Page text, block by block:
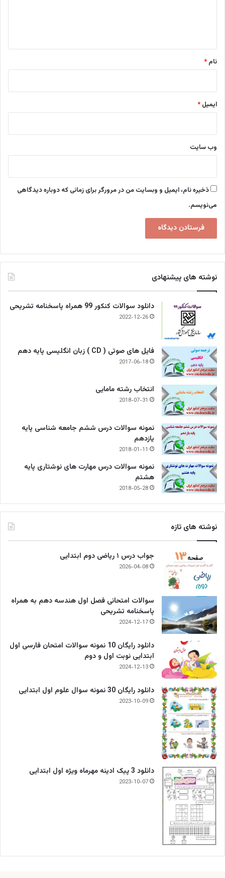
نام *
ایمیل *
وب‌ سایت
ذخیره نام، ایمیل و وبسایت من در مرورگر برای زمانی که دوباره دیدگاهی
می‌نویسم.
نوشته های پیشنهادی
دانلود سوالات کنکور 99 همراه پاسخنامه تشریحی
2022-12-26
فایل های صوتی ( CD ) زبان انگلیسی پایه دهم
2017-06-18
انتخاب رشته مامایی
2018-07-31
نمونه سوالات درس ششم جامعه شناسی پایه
یازدهم
2018-01-11
نمونه سوالات درس مهارت های نوشتاری پایه
هشتم
2018-05-28
نوشته های تازه
جواب درس ۱ ریاضی دوم ابتدایی
2026-04-08
سوالات امتحانی فصل اول هندسه دهم به همراه
پاسخنامه تشریحی
2024-12-17
دانلود رایگان 10 نمونه سوالات امتحان فارسی اول
ابتدایی نوبت اول و دوم
2024-12-13
دانلود رایگان 30 نمونه سوال علوم اول ابتدایی
2023-10-09
دانلود 3 پیک ادینه مهرماه ویژه اول ابتدایی
2023-10-07